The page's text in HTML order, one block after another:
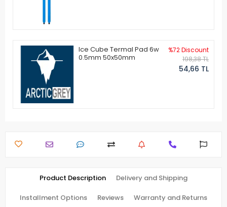
Ice Cube Termal Pad 6w
0.5mm 50x50mm
%72 Discount
198,38 TL
54,66 TL
Product Description Delivery and Shipping
Installment Options Reviews Warranty and Returns